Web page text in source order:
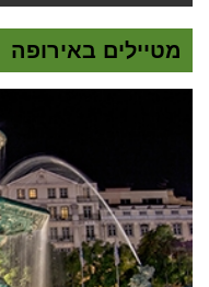
מטיילים באירופה